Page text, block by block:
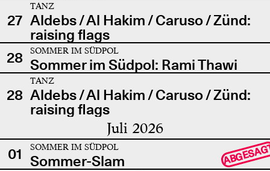
27
TANZ
Aldebs / Al Hakim / Caruso / Zünd:
raising flags
28
SOMMER IM SÜDPOL
Sommer im Südpol: Rami Thawi
28
TANZ
Aldebs / Al Hakim / Caruso / Zünd:
raising flags
Juli 2026
01 SOMMER IM SÜDPOL
Sommer-Slam